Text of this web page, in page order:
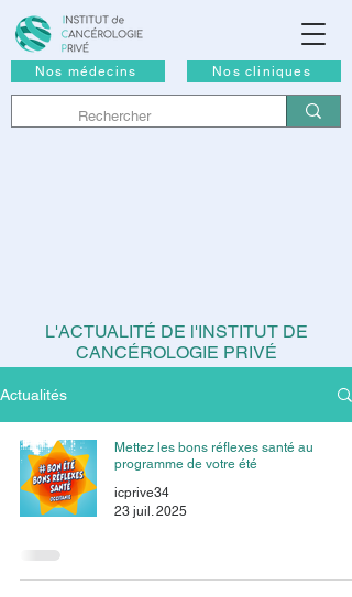
Nos médecins Nos cliniques
L'ACTUALITÉ DE l'INSTITUT DE
CANCÉROLOGIE PRIVÉ
Actualités
Mettez les bons réflexes santé au
programme de votre été
icprive34
23 juil. 2025